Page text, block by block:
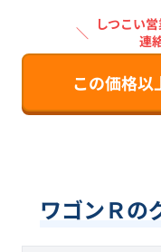
＼ しつこい
連
この価格以
ワゴンＲの